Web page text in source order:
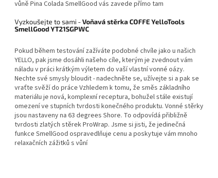
vůně Pina Colada SmellGood vás zavede přímo tam
Vyzkoušejte to sami -Voňavá stěrka COFFE YelloTools
SmellGood YT21SGPWC
Pokud během testování zažíváte podobné chvíle jako u našich
YELLO, pak jsme dosáhli našeho cíle, kterým je zvednout vám
náladu v práci krátkým výletem do vaší vlastní vonné oázy.
Nechte své smysly bloudit - nadechněte se, užívejte si a pak se
vraťte svěží do práce Vzhledem k tomu, že směs základního
materiálu je nová, komplexní receptura, bohužel stále existují
omezení ve stupních tvrdosti konečného produktu. Vonné stěrky
jsou nastaveny na 63 degrees Shore. To odpovídá přibližně
tvrdosti zlatých stěrek ProWrap. Jsme si jisti, že jedinečná
funkce SmellGood ospravedlňuje cenu a poskytuje vám mnoho
relaxačních zážitků s vůní